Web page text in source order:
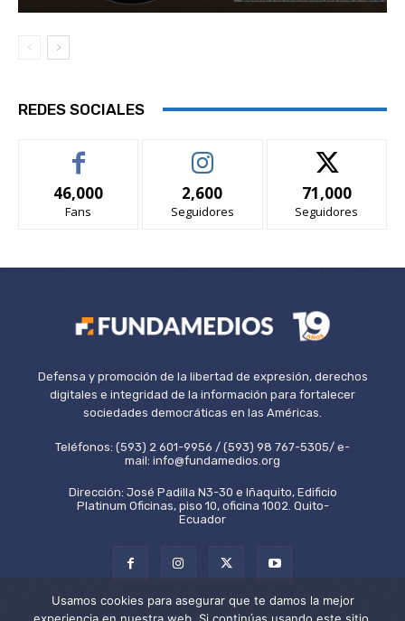
REDES SOCIALES
46,000
Fans
2,600
Seguidores
71,000
Seguidores
Defensa y promoción de la libertad de expresión, derechos
digitales e integridad de la información para fortalecer
sociedades democráticas en las Américas.
Teléfonos: (593) 2 601-9956 / (593) 98 767-5305/ e-
mail: info@fundamedios.org
Dirección: José Padilla N3-30 e Iñaquito, Edificio
Platinum Oficinas, piso 10, oficina 1002. Quito-
Ecuador
Usamos cookies para asegurar que te damos la mejor